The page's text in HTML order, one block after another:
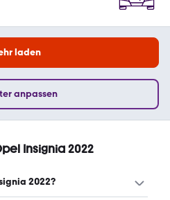
laden
anpassen
Insignia 2022
2022?